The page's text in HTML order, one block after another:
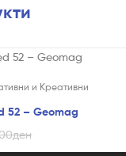
и Креативни
52 – Geomag
ден